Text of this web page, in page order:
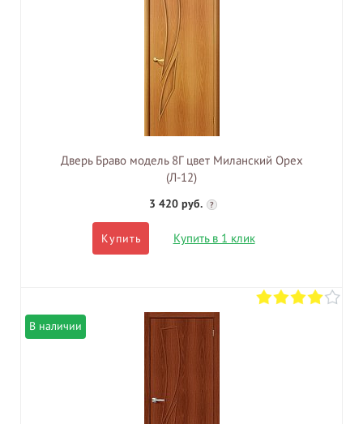
Дверь Браво модель 8Г цвет Миланский Орех
(Л-12)
3 420 руб. ?
Купить Купить в 1 клик
В наличии